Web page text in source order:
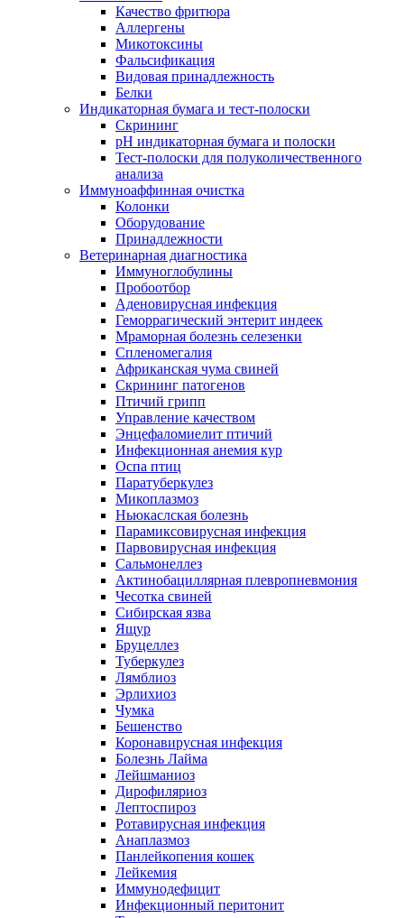
Качество фритюра
Аллергены
Микотоксины
Фальсификация
Видовая принадлежность
Белки
Индикаторная бумага и тест-полоски
Скрининг
pH индикаторная бумага и полоски
Тест-полоски для полуколичественного
анализа
Иммуноаффинная очистка
Колонки
Оборудование
Принадлежности
Ветеринарная диагностика
Иммуноглобулины
Пробоотбор
Аденовирусная инфекция
Геморрагический энтерит индеек
Мраморная болезнь селезенки
Спленомегалия
Африканская чума свиней
Скрининг патогенов
Птичий грипп
Управление качеством
Энцефаломиелит птичий
Инфекционная анемия кур
Оспа птиц
Паратуберкулез
Микоплазмоз
Ньюкаслская болезнь
Парамиксовирусная инфекция
Парвовирусная инфекция
Сальмонеллез
Актинобациллярная плевропневмония
Чесотка свиней
Сибирская язва
Ящур
Бруцеллез
Туберкулез
Лямблиоз
Эрлихиоз
Чумка
Бешенство
Коронавирусная инфекция
Болезнь Лайма
Лейшманиоз
Дирофиляриоз
Лептоспироз
Ротавирусная инфекция
Анаплазмоз
Панлейкопения кошек
Лейкемия
Иммунодефицит
Инфекционный перитонит